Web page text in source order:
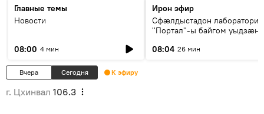
Главные темы
Новости
08:00 4 мин
Ирон эфир
Сфæлдыстадон лаборатори
"Портал"-ы байгом уыдзæн
Æхсары куыстыты равдыст
08:04 26 мин
Вчера Сегодня К эфиру
г. Цхинвал 106.3